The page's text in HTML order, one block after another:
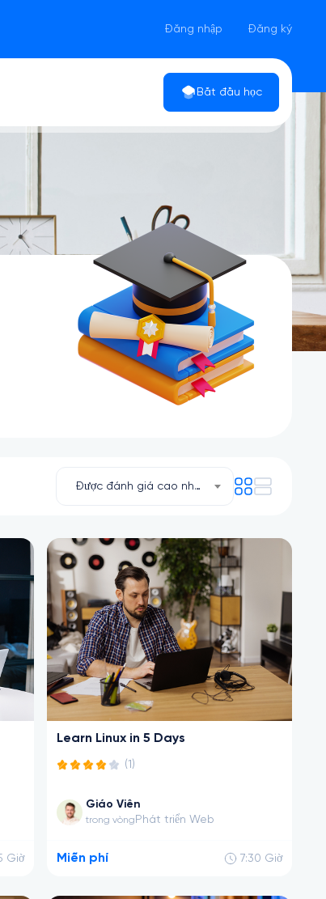
Đăng nhập Đăng ký
Bắt đầu học
Được đánh giá cao nhất
Giờ
Learn Linux in 5 Days
(1)
Giáo Viên
trong vòng Phát triển Web
Miễn phí 7:30 Giờ